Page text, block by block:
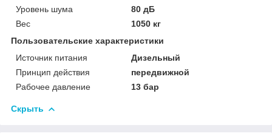
Уровень шума
80 дБ
Вес
1050 кг
Пользовательские характеристики
Источник питания
Дизельный
Принцип действия
передвижной
Рабочее давление
13 бар
Скрыть